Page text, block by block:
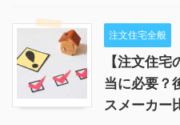
注文住宅全般
【注文住
当に必要？
スメーカー